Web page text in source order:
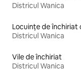
Districul Wanica
Districul Wanica
Vile de închiriat
Districul Wanica